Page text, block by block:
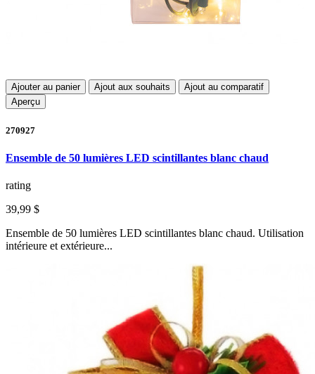
Ajouter au panier Ajout aux souhaits
Ajout au comparatif
Aperçu
270927
Ensemble de 50 lumières LED scintillantes blanc chaud
rating
39,99 $
Ensemble de 50 lumières LED scintillantes blanc chaud. Utilisation
intérieure et extérieure...